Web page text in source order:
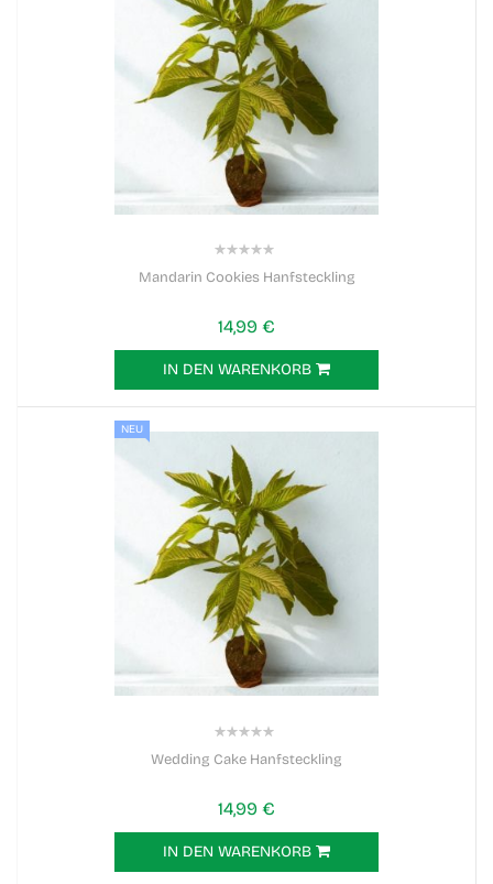
Mandarin Cookies Hanfsteckling
14,99 €
IN DEN WARENKORB
NEU
Wedding Cake Hanfsteckling
14,99 €
IN DEN WARENKORB